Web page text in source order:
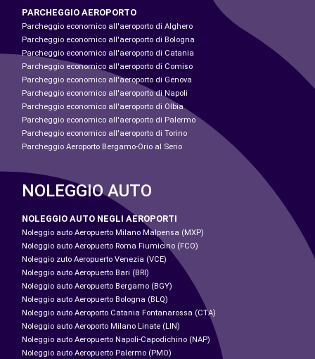
PARCHEGGIO AEROPORTO
Parcheggio economico all'aeroporto di Alghero
Parcheggio economico all'aeroporto di Bologna
Parcheggio economico all'aeroporto di Catania
Parcheggio economico all'aeroporto di Comiso
Parcheggio economico all'aeroporto di Genova
Parcheggio economico all'aeroporto di Napoli
Parcheggio economico all'aeroporto di Olbia
Parcheggio economico all'aeroporto di Palermo
Parcheggio economico all'aeroporto di Torino
Parcheggio Aeroporto Bergamo-Orio al Serio
NOLEGGIO AUTO
NOLEGGIO AUTO NEGLI AEROPORTI
Noleggio auto Aeropuerto Milano Malpensa (MXP)
Noleggio auto Aeropuerto Roma Fiumicino (FCO)
Noleggio zuto Aeropuerto Venezia (VCE)
Noleggio auto Aeropuerto Bari (BRI)
Noleggio auto Aeropuerto Bergamo (BGY)
Noleggio auto Aeropuerto Bologna (BLQ)
Noleggio auto Aeroporto Catania Fontanarossa (CTA)
Noleggio auto Aeroporto Milano Linate (LIN)
Noleggio auto Aeropuerto Napoli-Capodichino (NAP)
Noleggio auto Aeropuerto Palermo (PMO)